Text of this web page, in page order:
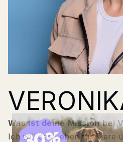
Was ist deine Mission bei
Ich will das Leben für Tiere